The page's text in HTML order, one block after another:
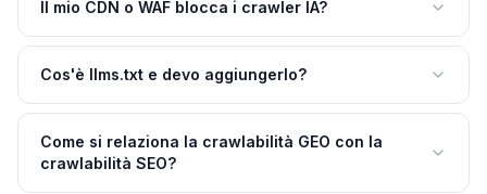
Il mio CDN o WAF blocca i crawler IA?
Cos'è llms.txt e devo aggiungerlo?
Come si relaziona la crawlabilità GEO con la
crawlabilità SEO?